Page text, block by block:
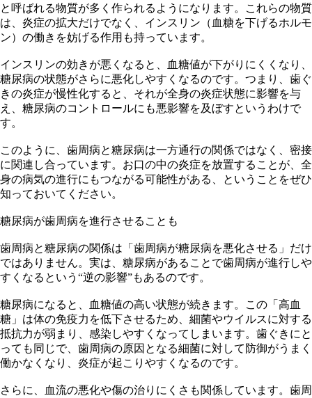
と呼ばれる物質が多く作られるようになります。これらの物質
は、炎症の拡大だけでなく、インスリン（血糖を下げるホルモ
ン）の働きを妨げる作用も持っています。
インスリンの効きが悪くなると、血糖値が下がりにくくなり、
糖尿病の状態がさらに悪化しやすくなるのです。つまり、歯ぐ
きの炎症が慢性化すると、それが全身の炎症状態に影響を与
え、糖尿病のコントロールにも悪影響を及ぼすというわけで
す。
このように、歯周病と糖尿病は一方通行の関係ではなく、密接
に関連し合っています。お口の中の炎症を放置することが、全
身の病気の進行にもつながる可能性がある、ということをぜひ
知っておいてください。
糖尿病が歯周病を進行させることも
歯周病と糖尿病の関係は「歯周病が糖尿病を悪化させる」だけ
ではありません。実は、糖尿病があることで歯周病が進行しや
すくなるという“逆の影響”もあるのです。
糖尿病になると、血糖値の高い状態が続きます。この「高血
糖」は体の免疫力を低下させるため、細菌やウイルスに対する
抵抗力が弱まり、感染しやすくなってしまいます。歯ぐきにと
っても同じで、歯周病の原因となる細菌に対して防御がうまく
働かなくなり、炎症が起こりやすくなるのです。
さらに、血流の悪化や傷の治りにくさも関係しています。歯周